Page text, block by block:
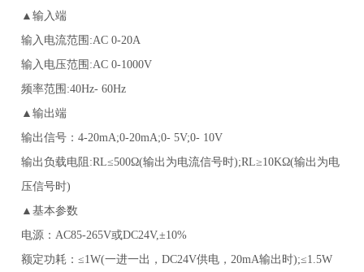
▲输入端
输入电流范围:AC 0-20A
输入电压范围:AC 0-1000V
频率范围:40Hz- 60Hz
▲输出端
输出信号：4-20mA;0-20mA;0- 5V;0- 10V
输出负载电阻:RL≤500Ω(输出为电流信号时);RL≥10KΩ(输出为电
压信号时)
▲基本参数
电源：AC85-265V或DC24V,±10%
额定功耗：≤1W(一进一出，DC24V供电，20mA输出时);≤1.5W